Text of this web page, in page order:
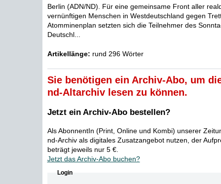
Berlin (ADN/ND). Für eine gemeinsame Front aller
vernünftigen Menschen in Westdeutschland gegen
Atomminenplan setzten sich die Teilnehmer des
Deutschl...
Artikellänge: rund 296 Wörter
Sie benötigen ein Archiv-Abo, um
nd-Altarchiv lesen zu können.
Jetzt ein Archiv-Abo bestellen?
Als AbonnentIn (Print, Online und Kombi) unserer
nd-Archiv als digitales Zusatzangebot nutzen, der
beträgt jeweils nur 5 €.
Jetzt das Archiv-Abo buchen?
Login